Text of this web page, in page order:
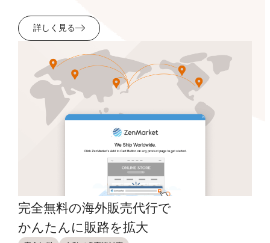
詳しく見る
完全無料の海外販売代行で
かんたんに販路を拡大